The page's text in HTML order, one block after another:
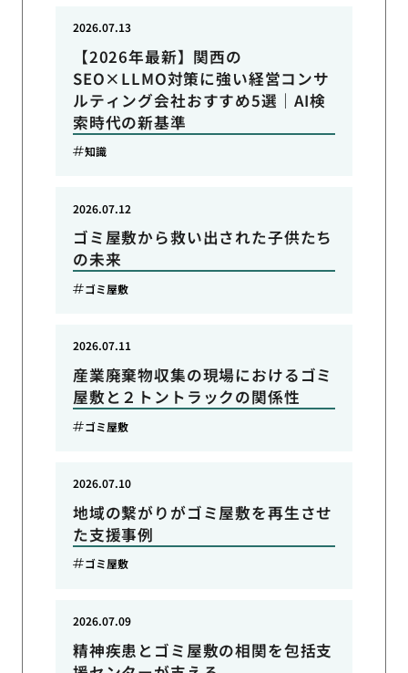
【2026年最新】関西の
SEO×LLMO対策に強い経営コンサ
ルティング会社おすすめ5選｜AI検
索時代の新基準
2026.07.13
知識
ゴミ屋敷から救い出された子供たち
の未来
2026.07.12
ゴミ屋敷
産業廃棄物収集の現場におけるゴミ
屋敷と２トントラックの関係性
2026.07.11
ゴミ屋敷
地域の繋がりがゴミ屋敷を再生させ
た支援事例
2026.07.10
ゴミ屋敷
精神疾患とゴミ屋敷の相関を包括支
2026.07.09